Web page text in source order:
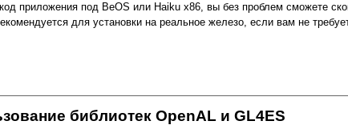
приложения под BeOS или Haiku x86, вы без проблем сможете
для установки на реальное железо, если вам не
и создание пакетов
библиотек OpenAL и GL4ES